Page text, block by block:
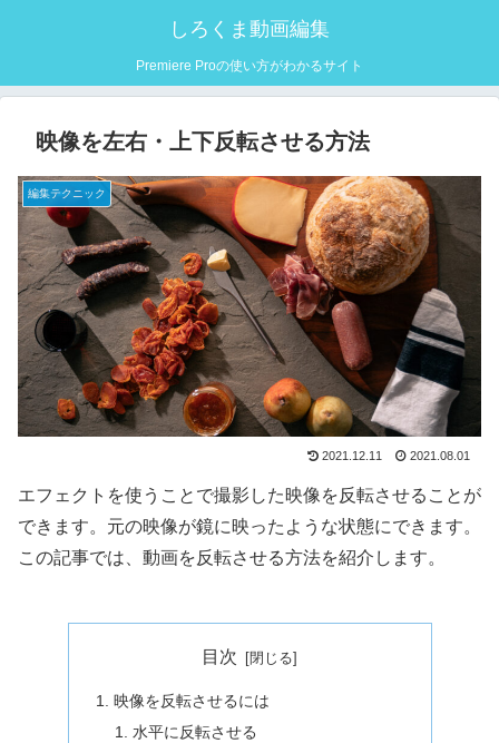
しろくま動画編集
Premiere Proの使い方がわかるサイト
映像を左右・上下反転させる方法
編集テクニック
2021.12.11 2021.08.01
エフェクトを使うことで撮影した映像を反転させることが
できます。 元の映像が鏡に映った よ う な状態にできま す。
この記事では、動画を反転させる方法を紹介します。
目次
映像を反転させるには
水平に反転させる